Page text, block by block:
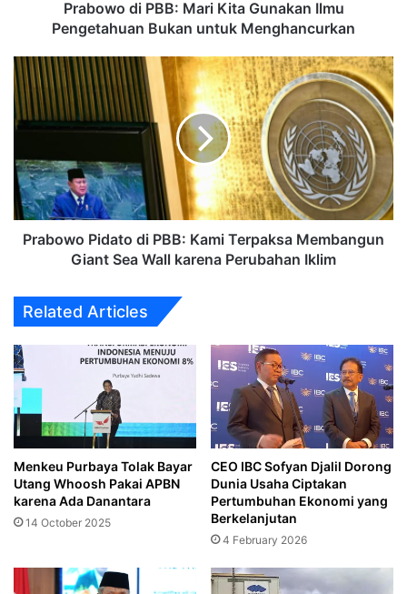
Menghancurkan
Prabowo di PBB: Mari Kita Gunakan Ilmu
Pengetahuan Bukan untuk Menghancurkan
Prabowo
Pidato
di
PBB:
Terpaksa
Membangun
Giant
Sea
Wall
Iklim
Prabowo Pidato di PBB: Kami Terpaksa Membangun
Giant Sea Wall karena Perubahan Iklim
Related Articles
Menkeu Purbaya Tolak Bayar
Utang Whoosh Pakai APBN
karena Ada Danantara
14 October 2025
CEO IBC Sofyan Djalil Dorong
Dunia Usaha Ciptakan
Pertumbuhan Ekonomi yang
Berkelanjutan
4 February 2026